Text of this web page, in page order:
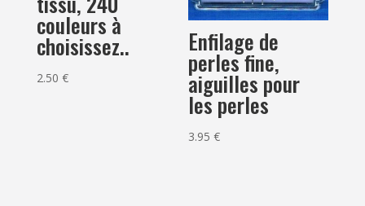
couleurs à
choisissez..
2.50 €
Enfilage de
perles fine,
aiguilles pour
les perles
3.95€